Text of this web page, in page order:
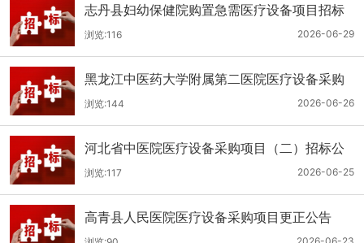
志丹县妇幼保健院购置急需医疗设备项目招标
公告
2026-06-29
浏览:116
黑龙江中医药大学附属第二医院医疗设备采购
(二次)招标公告
2026-06-26
浏览:144
河北省中医院医疗设备采购项目（二）招标公
告
2026-06-25
浏览:117
高青县人民医院医疗设备采购项目更正公告